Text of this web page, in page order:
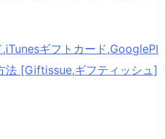
ギフトカード,GooglePl
法 [Giftissue,ギフティッシュ]